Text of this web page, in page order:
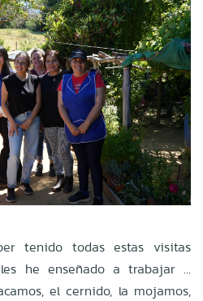
tenido todas estas visitas
he enseñado a trabajar …
el cernido, la mojamos,